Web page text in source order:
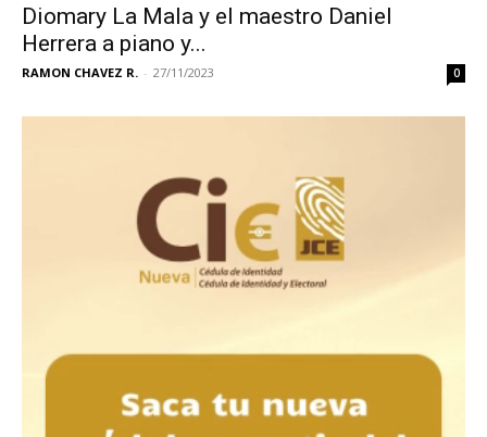
Diomary La Mala y el maestro Daniel
Herrera a piano y...
RAMON CHAVEZ R. - 27/11/2023 0